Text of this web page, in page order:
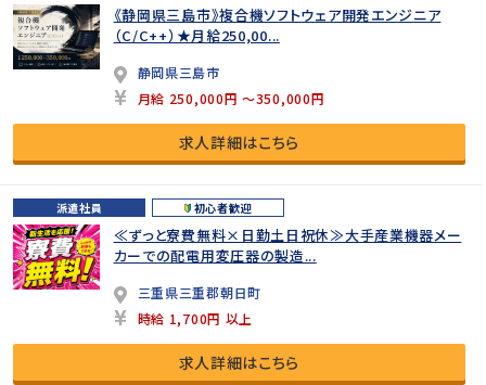
《静岡県三島市》複合機ソフトウェア開発エンジニア
（C/C++）★月給250,00...
静岡県三島市
月給 250,000円 ～350,000円
求人詳細はこちら
派遣社員 初心者歓迎
≪ずっと寮費無料×日勤土日祝休≫大手産業機器メー
カーでの配電用変圧器の製造...
三重県三重郡朝日町
時給 1,700円 以上
求人詳細はこちら